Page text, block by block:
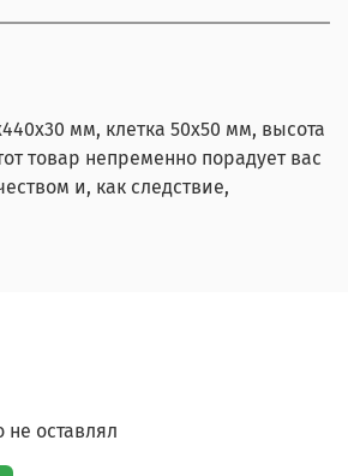
мм, клетка 50х50 мм, высота
товар непременно порадует вас
и, как следствие,
оставлял